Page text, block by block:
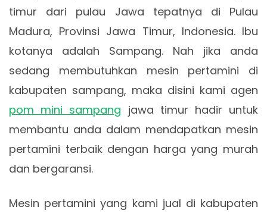
timur dari pulau Jawa tepatnya di Pulau
Madura, Provinsi Jawa Timur, Indonesia. Ibu
kotanya adalah Sampang. Nah jika anda
sedang membutuhkan mesin pertamini di
kabupaten sampang, maka disini kami agen
pom mini sampang jawa timur hadir untuk
membantu anda dalam mendapatkan mesin
pertamini terbaik dengan harga yang murah
dan bergaransi.
Mesin pertamini yang kami jual di kabupaten